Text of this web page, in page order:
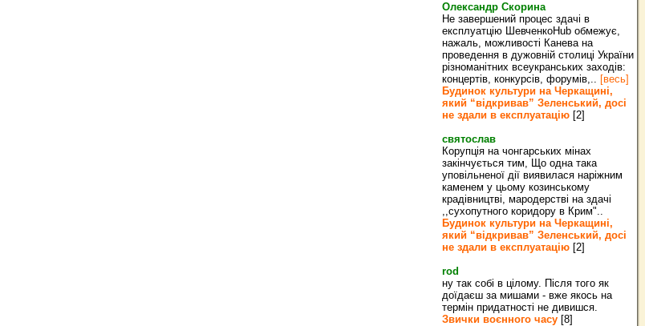
Олександр Скорина
Не завершений процес здачі в
експлуатцію ШевченкоHub обмежує,
нажаль, можливості Канева на
проведення в дужовній столиці України
різноманітних всеукранських заходів:
концертів, конкурсів, форумів,.. [весь]
Будинок культури на Черкащині,
який “відкривав” Зеленський, досі
не здали в експлуатацію [2]
святослав
Корупція на чонгарських мінах
закінчується тим, Що одна така
уповільненої дії виявилася наріжним
каменем у цьому козинському
крадівництві, мародерстві на здачі
,,сухопутного коридору в Крим"..
Будинок культури на Черкащині,
який “відкривав” Зеленський, досі
не здали в експлуатацію [2]
rod
ну так собі в цілому. Після того як
доїдаєш за мишами - вже якось на
термін придатності не дивишся.
Звички воєнного часу [8]